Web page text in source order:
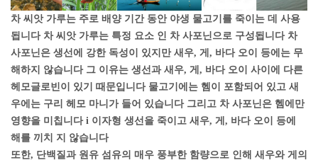
차 씨앗 가루는 주로 배양 기간 동안 야생 물고기를 죽이는 데 사용
됩니다 차 씨앗 가루는 특정 요소 인 차 사포닌으로 구성됩니다 차
사포닌은 생선에 강한 독성이 있지만 새우, 게, 바다 오이 등에는 무
해하지 않습니다 그 이유는 생선과 새우, 게, 바다 오이 사이에 다른
헤모글로빈이 있기 때문입니다 물고기에는 헴이 포함되어 있고 새
우에는 구리 헤모 마니가 들어 있습니다 그리고 차 사포닌은 헴에만
영향을 미칩니다 i 이자형 생선을 죽이고 새우, 게, 바다 오이 등에
해를 끼치 지 않습니다
또한, 단백질과 원유 섬유의 매우 풍부한 함량으로 인해 새우와 게의